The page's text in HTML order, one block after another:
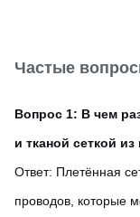
Частые
Вопрос 1: В чем
и тканой сеткой
Ответ: Плетённая
проводов, которые